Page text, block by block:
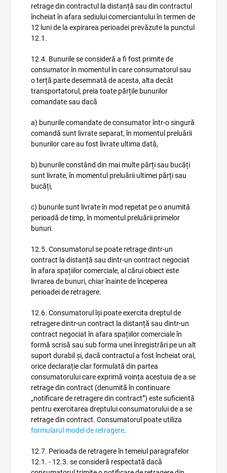
retrage din contractul la distanță sau din contractul
încheiat în afara sediului comerciantului în termen de
12 luni de la expirarea perioadei prevăzute la punctul
12.1.
12.4. Bunurile se consideră a fi fost primite de
consumator în momentul în care consumatorul sau
o terță parte desemnată de acesta, alta decât
transportatorul, preia toate părțile bunurilor
comandate sau dacă
a) bunurile comandate de consumator într-o singură
comandă sunt livrate separat, în momentul preluării
bunurilor care au fost livrate ultima dată,
b) bunurile constând din mai multe părți sau bucăți
sunt livrate, în momentul preluării ultimei părți sau
bucăți,
c) bunurile sunt livrate în mod repetat pe o anumită
perioadă de timp, în momentul preluării primelor
bunuri.
12.5. Consumatorul se poate retrage dintr-un
contract la distanță sau dintr-un contract negociat
în afara spațiilor comerciale, al cărui obiect este
livrarea de bunuri, chiar înainte de începerea
perioadei de retragere.
12.6. Consumatorul își poate exercita dreptul de
retragere dintr-un contract la distanță sau dintr-un
contract negociat în afara spațiilor comerciale în
formă scrisă sau sub forma unei înregistrări pe un alt
suport durabil și, dacă contractul a fost încheiat oral,
orice declarație clar formulată din partea
consumatorului care exprimă voința acestuia de a se
retrage din contract (denumită în continuare
„notificare de retragere din contract”) este suficientă
pentru exercitarea dreptului consumatorului de a se
retrage din contract. Consumatorul poate utiliza
formularul model de retragere.
12.7. Perioada de retragere în temeiul paragrafelor
12.1. - 12.3. se consideră respectată dacă